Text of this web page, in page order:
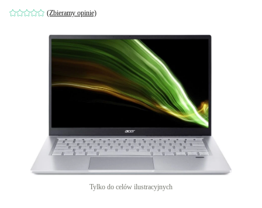
(Zbieramy opinie)
Tylko do celów ilustracyjnych